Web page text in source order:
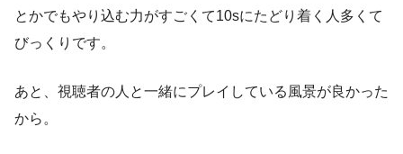
とかでもやり込む力がすごくて10sにたどり着く人多くて
びっくりです。
あと、視聴者の人と一緒にプレイしている風景が良かった
から。